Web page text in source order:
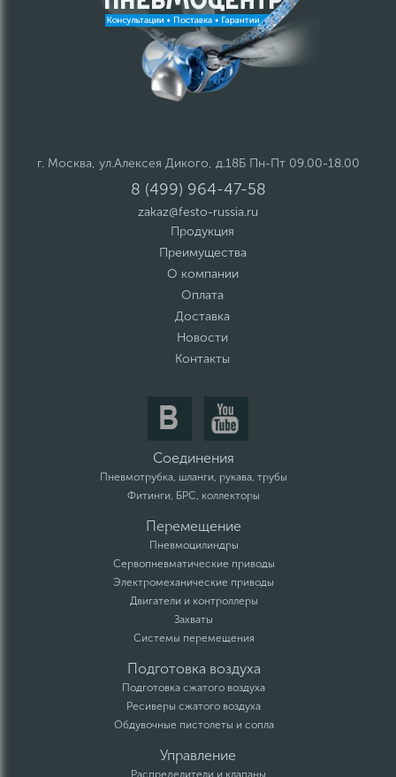
г. Москва, ул.Алексея Дикого, д.18Б Пн-Пт 09.00-18.00
8 (499) 964-47-58
zakaz@festo-russia.ru
Продукция
Преимущества
О компании
Оплата
Доставка
Новости
Контакты
Соединения
Пневмотрубка, шланги, рукава, трубы
Фитинги, БРС, коллекторы
Перемещение
Пневмоцилиндры
Сервопневматические приводы
Электромеханические приводы
Двигатели и контроллеры
Захваты
Системы перемещения
Подготовка воздуха
Подготовка сжатого воздуха
Ресиверы сжатого воздуха
Обдувочные пистолеты и сопла
Управление